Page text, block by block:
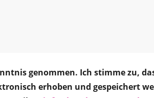
genommen. Ich stimme zu,
erhoben und gespeichert